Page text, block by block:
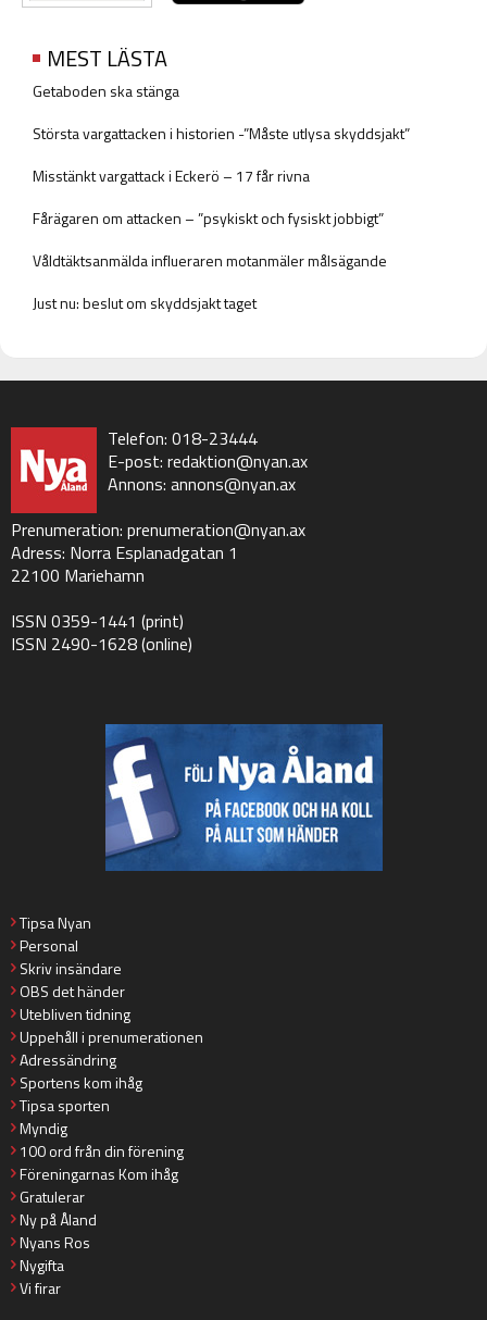
MEST LÄSTA
Getaboden ska stänga
Största vargattacken i historien -”Måste utlysa skyddsjakt”
Misstänkt vargattack i Eckerö – 17 får rivna
Fårägaren om attacken – ”psykiskt och fysiskt jobbigt”
Våldtäktsanmälda influeraren motanmäler målsägande
Just nu: beslut om skyddsjakt taget
Telefon: 018-23444
E-post: redaktion@nyan.ax
Annons: annons@nyan.ax
Prenumeration: prenumeration@nyan.ax
Adress: Norra Esplanadgatan 1
22100 Mariehamn
ISSN 0359-1441 (print)
ISSN 2490-1628 (online)
Tipsa Nyan
Personal
Skriv insändare
OBS det händer
Utebliven tidning
Uppehåll i prenumerationen
Adressändring
Sportens kom ihåg
Tipsa sporten
Myndig
100 ord från din förening
Föreningarnas Kom ihåg
Gratulerar
Ny på Åland
Nyans Ros
Nygifta
Vi firar